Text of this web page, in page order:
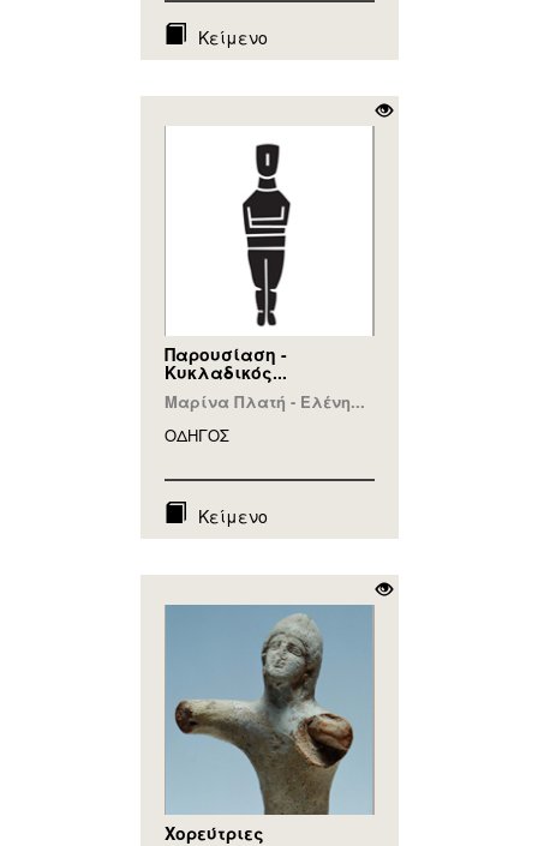
Κείμενο
Παρουσίαση -
Κυκλαδικός...
Μαρίνα Πλατή - Ελένη...
ΟΔΗΓΟΣ
Κείμενο
Χορεύτριες